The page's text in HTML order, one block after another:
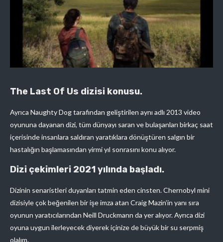
The Last Of Us dizisi konusu.
Ayrıca Naughty Dog tarafından geliştirilen aynı adlı 2013 video
oyununa dayanan dizi, tüm dünyayı saran ve bulaşanları birkaç saat
içerisinde insanlara saldıran yaratıklara dönüştüren salgın bir
hastalığın başlamasından yirmi yıl sonrasını konu alıyor.
Dizi çekimleri 2021 yılında başladı.
Dizinin senaristleri duyanları tatmin eden cinsten. Chernobyl mini
dizisiyle çok beğenilen bir işe imza atan Craig Mazin’in yanı sıra
oyunun yaratıcılarından Neill Druckmann da yer alıyor. Ayrıca dizi
oyuna uygun ilerleyecek diyerek içinize de büyük bir su serpmiş
olalım.